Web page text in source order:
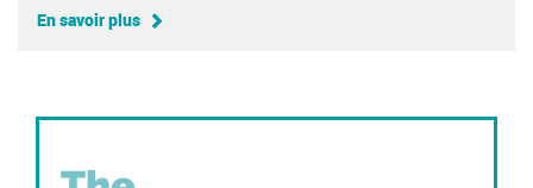
En savoir plus